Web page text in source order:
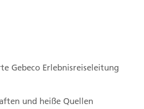
in einer
geht weiter und wir
Hier können wir die
den Töpferinnen beim
Gebeco Erlebnisreiseleitung
und heiße Quellen